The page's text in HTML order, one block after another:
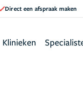
Direct een afspraak maken
Klinieken